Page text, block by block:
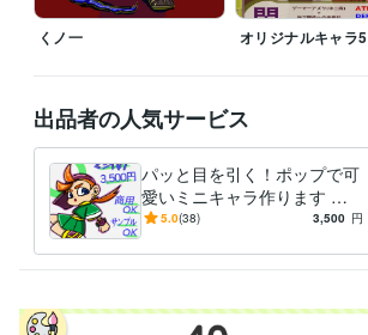
くノ一 オリジナルキャラ5
出品者の人気サービス
パッと目を引く！ポップで可
愛いミニキャラ作ります ア
イコン・配信用立ち絵・live2
5.0(38) 3,500 円